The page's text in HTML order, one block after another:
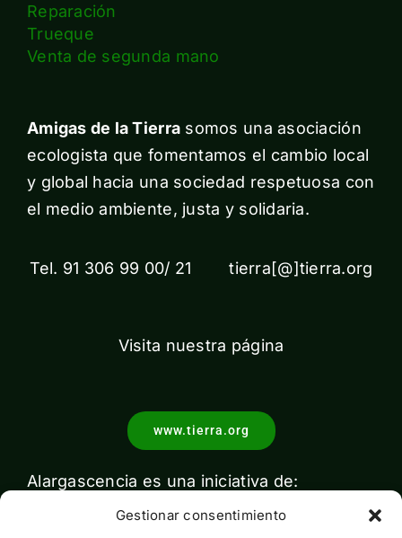
Gestionar consentimiento
Reparación
Trueque
Venta de segunda mano
Amigas de la Tierra somos una asociación
ecologista que fomentamos el cambio local
y global hacia una sociedad respetuosa con
el medio ambiente, justa y solidaria.
Tel. 91 306 99 00/ 21 tierra[@]tierra.org
Visita nuestra página
www.tierra.org
Alargascencia es una iniciativa de: